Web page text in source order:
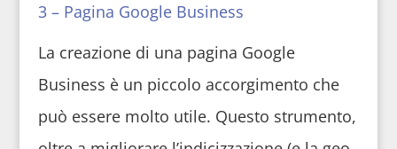
3 – Pagina Google Business
La creazione di una pagina Google
Business è un piccolo accorgimento che
può essere molto utile. Questo strumento,